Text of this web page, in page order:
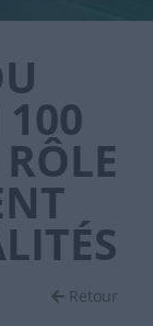
100
Retour